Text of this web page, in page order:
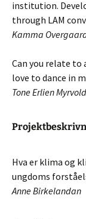
institution.
through LAM
Kamma
Can you relate to
love to dance in
Tone Erlien Myrvold
Hva er klima og
ungdoms
Anne Birkelandan